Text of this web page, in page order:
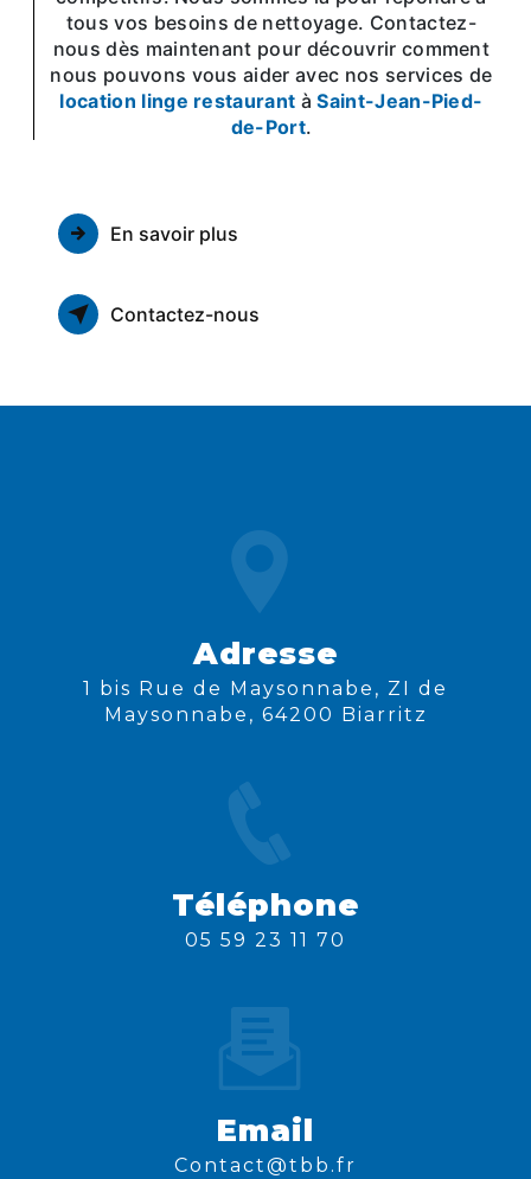
tous vos besoins de nettoyage. Contactez-
nous dès maintenant pour découvrir comment
nous pouvons vous aider avec nos services de
location linge restaurant àSaint-Jean-Pied-
de-Port.
En savoir plus
Contactez-nous
Adresse
1 bis Rue de Maysonnabe, ZI de
Maysonnabe, 64200 Biarritz
Téléphone
05 59 23 11 70
Email
contact@tbb.fr